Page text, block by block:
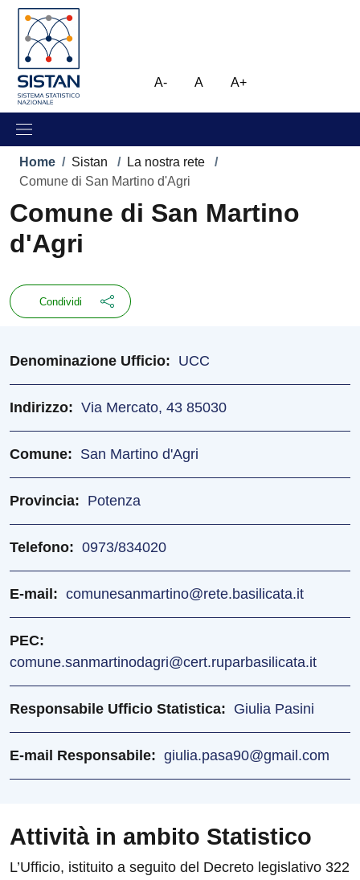
al contenuto principale
to footer content
Immagine
A- A A+
Briciole di pane
Home / Sistan / La nostra rete
/
Comune di San Martino d'Agri
Comune di San Martino
d'Agri
Condividi
Denominazione Ufficio UCC
Indirizzo Via Mercato, 43 85030
Comune San Martino d'Agri
Provincia Potenza
Telefono 0973/834020
E-mail comunesanmartino@rete.basilicata.it
PEC
comune.sanmartinodagri@cert.ruparbasilicata.it
Responsabile Ufficio Statistica Giulia Pasini
E-mail Responsabile giulia.pasa90@gmail.com
Attività in ambito Statistico
L’Ufficio, istituito a seguito del Decreto legislativo 322